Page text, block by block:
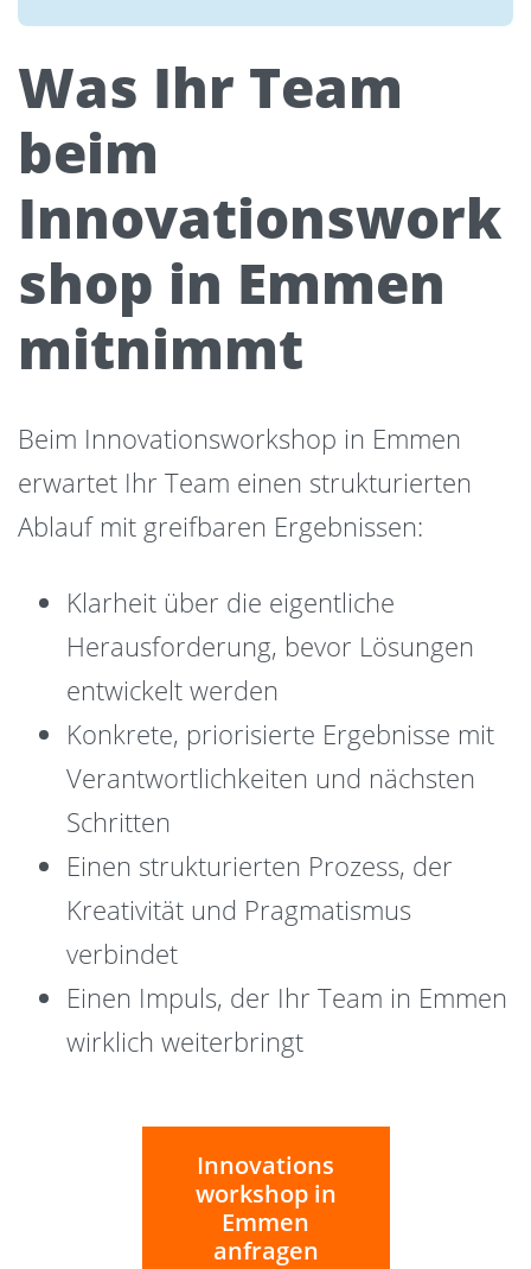
Was Ihr Team
beim
Innovationswork
shop in Emmen
mitnimmt
Beim Innovationsworkshop in Emmen
erwartet Ihr Team einen strukturierten
Ablauf mit greifbaren Ergebnissen:
Klarheit über die eigentliche
Herausforderung, bevor Lösungen
entwickelt werden
Konkrete, priorisierte Ergebnisse mit
Verantwortlichkeiten und nächsten
Schritten
Einen strukturierten Prozess, der
Kreativität und Pragmatismus
verbindet
Einen Impuls, der Ihr Team in Emmen
wirklich weiterbringt
Innovations
workshop in
Emmen
anfragen